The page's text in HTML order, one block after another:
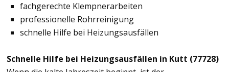
fachgerechte Klempnerarbeiten
professionelle Rohrreinigung
schnelle Hilfe bei Heizungsausfällen
Schnelle Hilfe bei Heizungsausfällen in Kutt (77728)